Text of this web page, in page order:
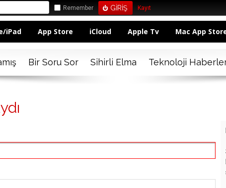
Remember Kayıt
iPad App Store iCloud Apple Tv Mac App
Bir Soru Sor Sihirli Elma Teknoloji